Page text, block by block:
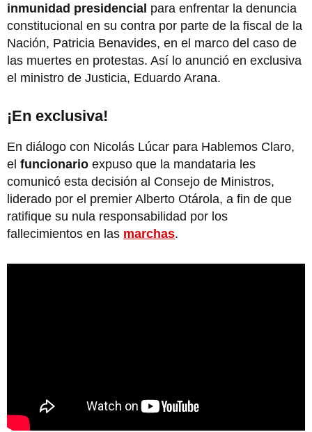
inmunidad presidencial para enfrentar la denuncia
constitucional en su contra por parte de la fiscal de la
Nación, Patricia Benavides, en el marco del caso de
las muertes en protestas. Así lo anunció en exclusiva
el ministro de Justicia, Eduardo Arana.
¡En exclusiva!
En diálogo con Nicolás Lúcar para Hablemos Claro,
el funcionario expuso que la mandataria les
comunicó esta decisión al Consejo de Ministros,
liderado por el premier Alberto Otárola, a fin de que
ratifique su nula responsabilidad por los
fallecimientos en las marchas.